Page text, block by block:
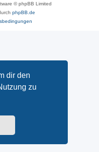
dir den
zu
© phpBB Limited
phpBB.de